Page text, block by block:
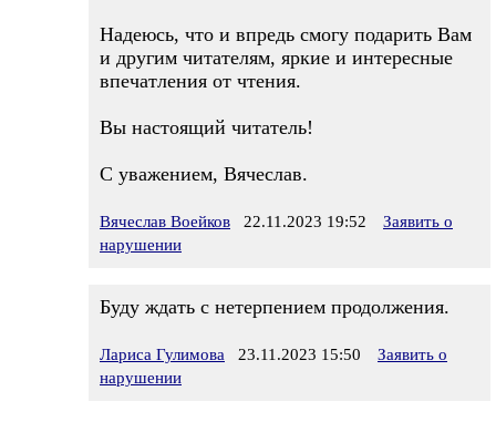
Надеюсь, что и впредь смогу подарить Вам
и другим читателям, яркие и интересные
впечатления от чтения.
Вы настоящий читатель!
С уважением, Вячеслав.
Вячеслав Воейков 22.11.2023 19:52
Заявить о
нарушении
Буду ждать с нетерпением продолжения.
Лариса Гулимова 23.11.2023 15:50
Заявить о
нарушении